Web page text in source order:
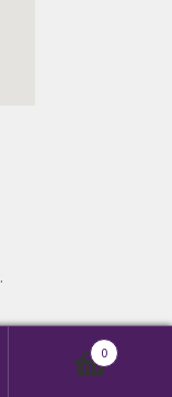
.
0